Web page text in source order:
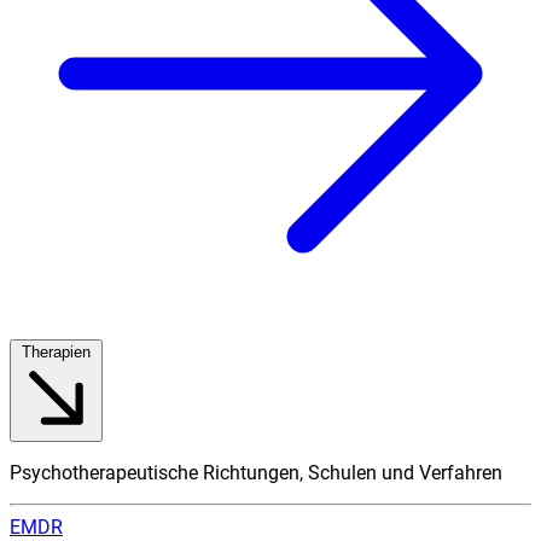
Psychotherapeutische Richtungen, Schulen und Verfahren
EMDR